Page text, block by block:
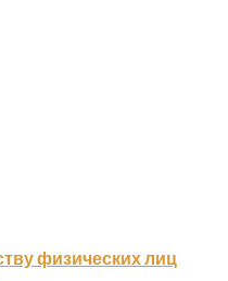
физических лиц